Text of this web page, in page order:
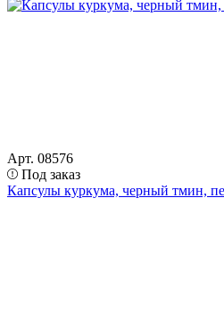
Арт. 08576
Под заказ
Капсулы куркума, черный тмин,